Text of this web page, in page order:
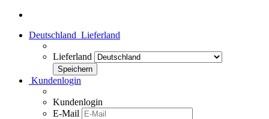
Deutschland Lieferland
Lieferland
Kundenlogin
Kundenlogin
E-Mail